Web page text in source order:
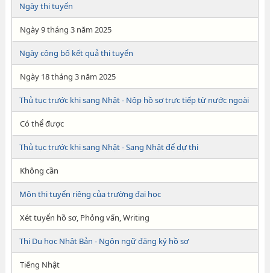
Ngày thi tuyển
Ngày 9 tháng 3 năm 2025
Ngày công bố kết quả thi tuyển
Ngày 18 tháng 3 năm 2025
Thủ tục trước khi sang Nhật - Nộp hồ sơ trực tiếp từ nước ngoài
Có thể được
Thủ tục trước khi sang Nhật - Sang Nhật để dự thi
Không cần
Môn thi tuyển riêng của trường đại học
Xét tuyển hồ sơ, Phỏng vấn, Writing
Thi Du học Nhật Bản - Ngôn ngữ đăng ký hồ sơ
Tiếng Nhật